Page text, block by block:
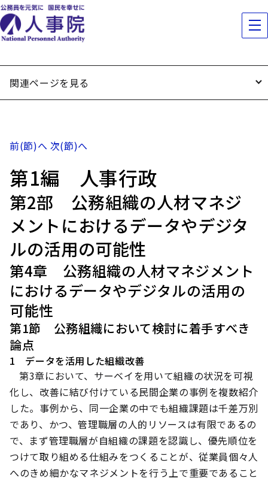
関連ページを見る
前(節)へ 次(節)へ
第1編 人事行政
第2部 公務組織の人材マネジ
メントにおけるデータやデジタ
ルの活用の可能性
第4章 公務組織の人材マネジメント
におけるデータやデジタルの活用の
可能性
第1節 公務組織において検討に着手すべき
論点
1 データを活用した組織改善
第3章において、サーベイを用いて組織の状況を可視
化し、改善に結び付けている民間企業の事例を複数紹介
した。事例から、同一企業の中でも組織課題は千差万別
であり、かつ、管理職層の人的リソースは有限であるの
で、まず管理職層が自組織の課題を認識し、優先順位を
つけて取り組める仕組みをつくることが、従業員個々人
へのきめ細かなマネジメントを行う上で重要であること